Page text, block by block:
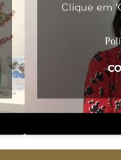
Clique em